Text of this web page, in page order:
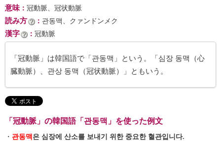
意味： 冠動脈、冠状動脈
読み方 ： 관동맥、クァンドンメク
漢字 ： 冠動脈
「冠動脈」は韓国語で「관동맥」という。「심장 동맥（心
臓動脈）、관상 동맥（冠状動脈）」ともいう。
「冠動脈」の韓国語「관동맥」を使った例文
・ 관동맥 은 심장에 산소를 보내기 위한 중요한 혈관입니다.